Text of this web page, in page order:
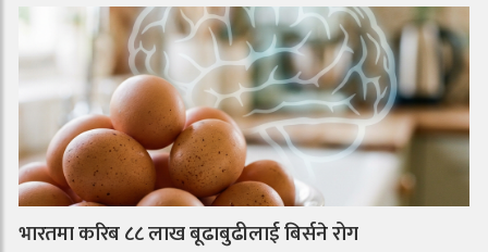
भारतमा करिब ८८ लाख बूढाबुढीलाई बिर्सने रोग